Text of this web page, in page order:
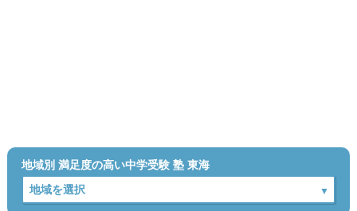
地域別 満足度の高い中学受験 塾 東海